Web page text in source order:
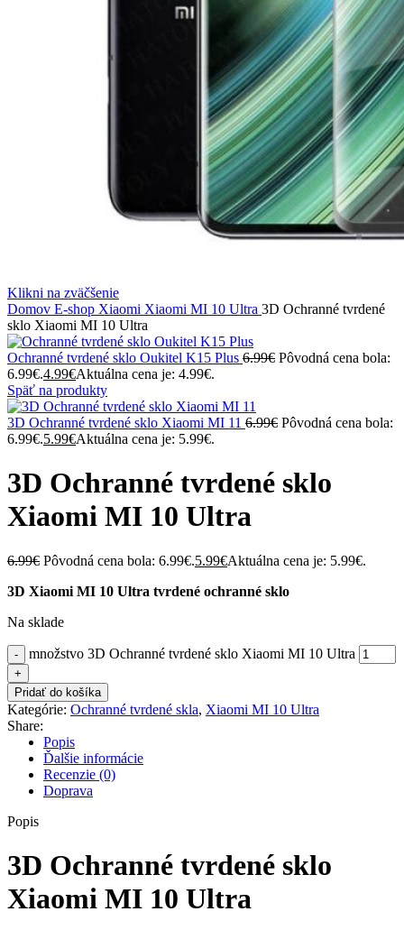
Klikni na zväčšenie
Domov E-shop Xiaomi Xiaomi MI 10 Ultra 3D Ochranné tvrdené
sklo Xiaomi MI 10 Ultra
Ochranné tvrdené sklo Oukitel K15 Plus 6.99€ Pôvodná cena bola:
6.99€.4.99€Aktuálna cena je: 4.99€.
Späť na produkty
3D Ochranné tvrdené sklo Xiaomi MI 11 6.99€ Pôvodná cena bola:
6.99€.5.99€Aktuálna cena je: 5.99€.
3D Ochranné tvrdené sklo
Xiaomi MI 10 Ultra
6.99€ Pôvodná cena bola: 6.99€.5.99€Aktuálna cena je: 5.99€.
3D Xiaomi MI 10 Ultra tvrdené ochranné sklo
Na sklade
množstvo 3D Ochranné tvrdené sklo Xiaomi MI 10 Ultra
Pridať do košíka
Kategórie: Ochranné tvrdené skla, Xiaomi MI 10 Ultra
Share:
Popis
Ďalšie informácie
Recenzie (0)
Doprava
Popis
3D Ochranné tvrdené sklo
Xiaomi MI 10 Ultra